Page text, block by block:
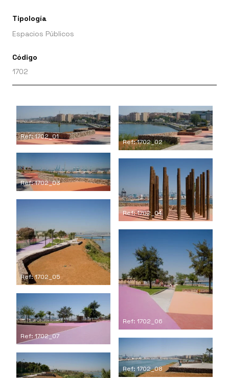
Tipología
Espacios Públicos
Código
1702
Ref: 1702_01
Ref: 1702_02
Ref: 1702_03
Ref: 1702_04
Ref: 1702_05
Ref: 1702_06
Ref: 1702_07
Ref: 1702_08